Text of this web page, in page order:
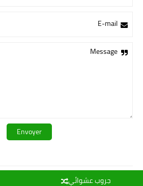
جروب عشوائي
E-mail
Message
قـــــروبات ســ💛ــيدرا